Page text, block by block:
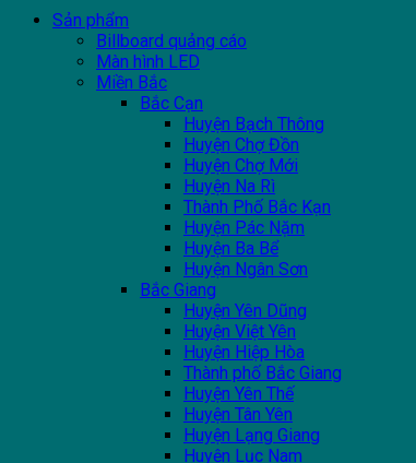
Sản phẩm
Billboard quảng cáo
Màn hình LED
Miền Bắc
Bắc Cạn
Huyện Bạch Thông
Huyện Chợ Đồn
Huyện Chợ Mới
Huyện Na Rì
Thành Phố Bắc Kạn
Huyện Pác Nặm
Huyện Ba Bể
Huyện Ngân Sơn
Bắc Giang
Huyện Yên Dũng
Huyện Việt Yên
Huyện Hiệp Hòa
Thành phố Bắc Giang
Huyện Yên Thế
Huyện Tân Yên
Huyện Lạng Giang
Huyện Lục Nam